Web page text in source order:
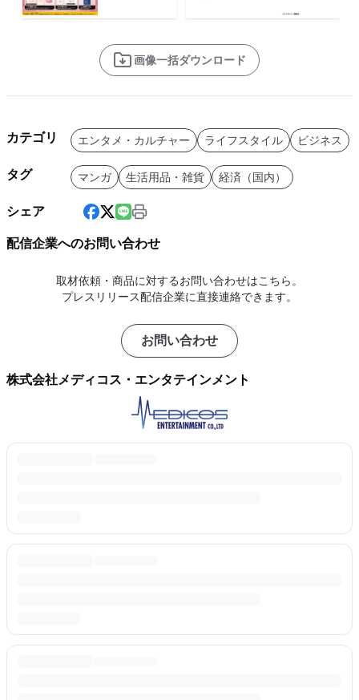
画像一括ダウンロード
カテゴリ エンタメ・カルチャー ライフスタイル ビジネス
タグ マンガ 生活用品・雑貨 経済（国内）
シェア
配信企業へのお問い合わせ
取材依頼・商品に対するお問い合わせはこちら。
プレスリリース配信企業に直接連絡できます。
お問い合わせ
株式会社メディコス・エンタテインメント